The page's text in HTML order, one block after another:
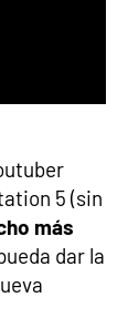
5 (sin
más
dar la